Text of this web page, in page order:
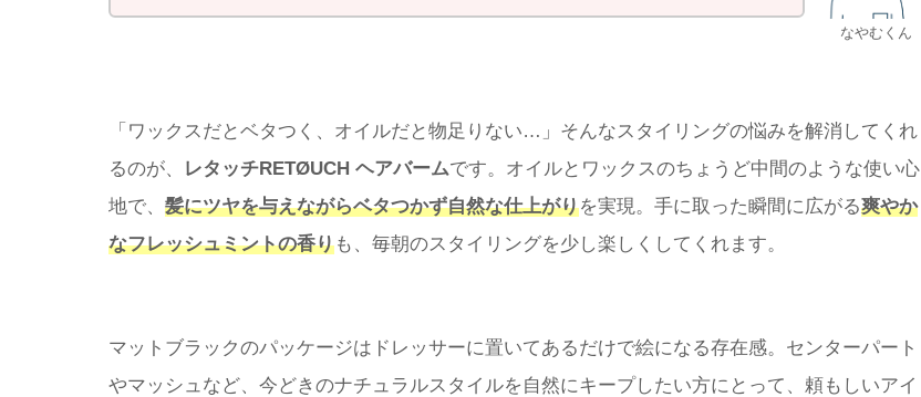
なやむくん
「ワックスだとベタつく、オイルだと物足りない…」そんなスタイリングの悩みを解消してくれ
るのが、
レタッチRETØUCH ヘアバームです。オイルとワックスのちょうど中間のような使い心
地で、 髪にツヤを与えながらベタつかず自然な仕上がりを実現。手に取った瞬間に広がる爽やか
なフレッシュミントの香りも、毎朝のスタイリングを少し楽しくしてくれます。
マットブラックのパッケージはドレッサーに置いてあるだけで絵になる存在感。センターパート
やマッシュなど、今どきのナチュラルスタイルを自然にキープしたい方にとって、頼もしいアイ